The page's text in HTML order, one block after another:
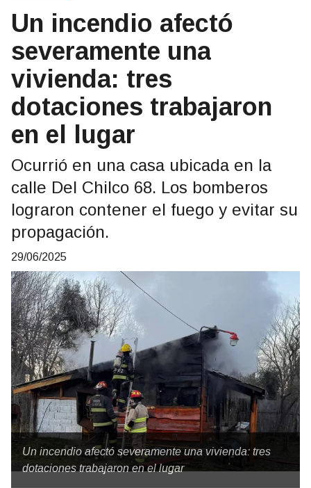
Un incendio afectó
severamente una
vivienda: tres
dotaciones trabajaron
en el lugar
Ocurrió en una casa ubicada en la
calle Del Chilco 68. Los bomberos
lograron contener el fuego y evitar su
propagación.
29/06/2025
Un incendio afectó severamente una vivienda: tres
dotaciones trabajaron en el lugar